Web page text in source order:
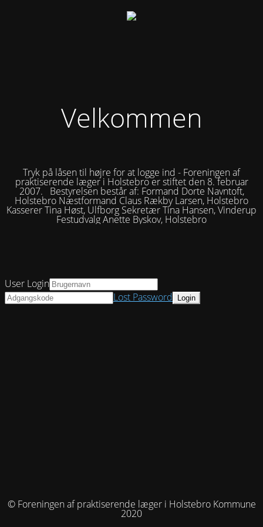
Velkommen
Tryk på låsen til højre for at logge ind - Foreningen af
praktiserende læger i Holstebro er stiftet den 8. februar
2007. Bestyrelsen består af: Formand Dorte Navntoft,
Holstebro Næstformand Claus Rækby Larsen, Holstebro
Kasserer Tina Høst, Ulfborg Sekretær Tina Hansen, Vinderup
Festudvalg Anette Byskov, Holstebro
© Foreningen af praktiserende læger i Holstebro Kommune
2020
User Login
Lost Password